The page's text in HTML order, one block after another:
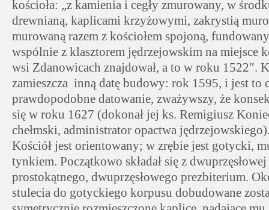
kościoła: „z kamienia i cegły zmurowany, w
drewnianą, kaplicami krzyżowymi, zakrystią
murowaną razem z kościołem spojoną,
wspólnie z klasztorem jędrzejowskim na miejsce
wsi Zdanowicach znajdował, a to w roku 1522″.
zamieszcza inną datę budowy: rok 1595, i jest to
prawdopodobne datowanie, zważywszy, że
się w roku 1627 (dokonał jej ks. Remigiusz
chełmski, administrator opactwa
Kościół jest orientowany; w zrębie jest gotycki,
tynkiem. Początkowo składał się z
prostokątnego, dwuprzęsłowego prezbiterium.
stulecia do gotyckiego korpusu dobudowane